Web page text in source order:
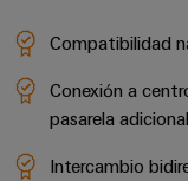
Compatibilidad
Conexión a
pasarela adicional
Intercambio